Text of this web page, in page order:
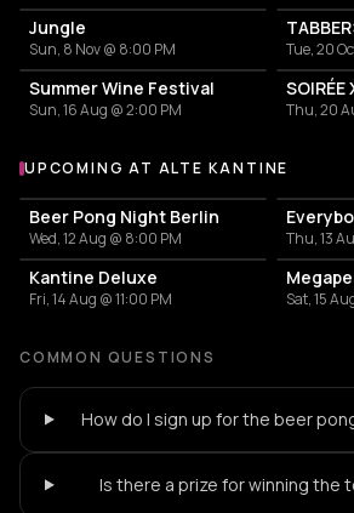
Jungle
Sun, 8 Nov @ 8:00 PM Tue, 20
Summer Wine Festival
Sun, 16 Aug @ 2:00 PM
SOIRÉE
Thu, 20
More events at Alte Kantine
UPCOMING AT ALTE KANTINE
Beer Pong Night Berlin
Wed, 12 Aug @ 8:00 PM Thu, 13
Kantine Deluxe
Fri, 14 Aug @ 11:00 PM Sat, 15
COMMON QUESTIONS
How do I sign up for the beer
Is there a prize for winning the